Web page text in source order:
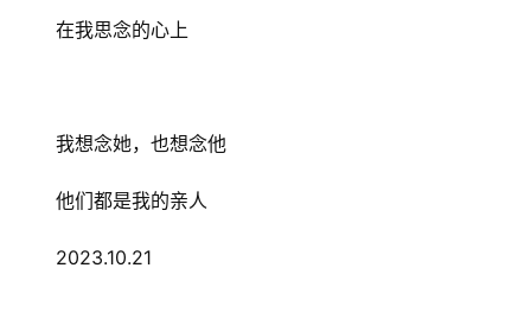
在我思念的心上
我想念她，也想念他
他们都是我的亲人
2023.10.21